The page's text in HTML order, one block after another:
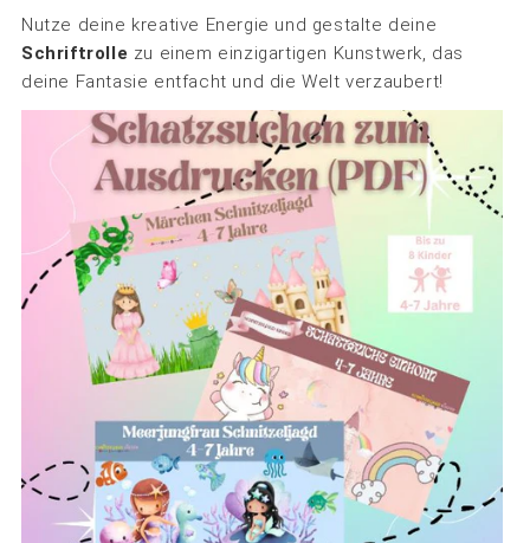
Nutze deine kreative Energie und gestalte deine
Schriftrolle zu einem einzigartigen Kunstwerk, das
deine Fantasie entfacht und die Welt verzaubert!